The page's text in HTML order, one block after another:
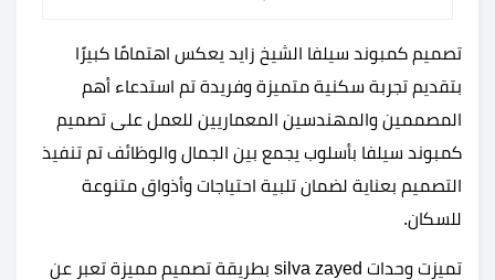
تصميم كمبوند سيلفا الشيخ زايد يعكس اهتمامًا كبيرًا
بتقديم تجربة سكنية متميزة وفريدة تم استدعاء أهم
المصممين والمهندسين المعماريين للعمل على تصميم
كمبوند سيلفا بأسلوب يجمع بين الجمال والوظائف تم تنفيذ
التصميم بعناية لضمان تلبية احتياجات وأذواق متنوعة
للسكان.
تميزت وحدات silva zayed بطريقة تصميم مميزة تعبر عن